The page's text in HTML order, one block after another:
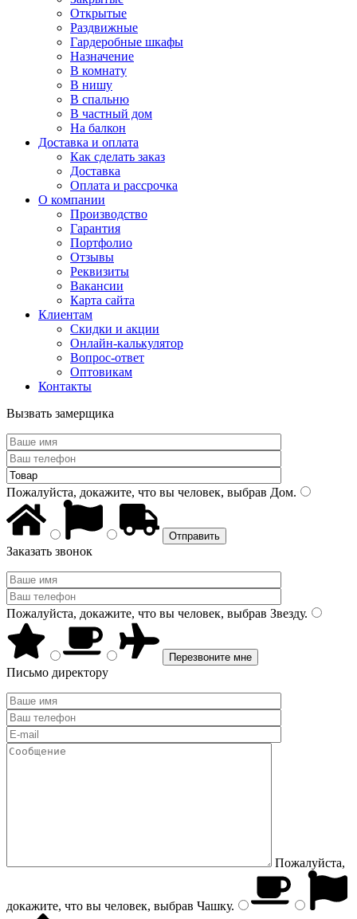
Открытые
Раздвижные
Гардеробные шкафы
Назначение
В комнату
В нишу
В спальню
В частный дом
На балкон
Доставка и оплата
Как сделать заказ
Доставка
Оплата и рассрочка
О компании
Производство
Гарантия
Портфолио
Отзывы
Реквизиты
Вакансии
Карта сайта
Клиентам
Скидки и акции
Онлайн-калькулятор
Вопрос-ответ
Оптовикам
Контакты
Вызвать замерщика
Пожалуйста, докажите, что вы человек, выбрав Дом.
Заказать звонок
Пожалуйста, докажите, что вы человек, выбрав Звезду.
Письмо директору
Пожалуйста,
докажите, что вы человек, выбрав Чашку.